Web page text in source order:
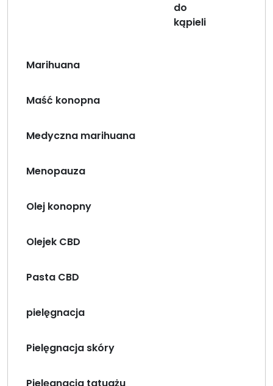
do
kąpieli
Marihuana
Maść konopna
Medyczna marihuana
Menopauza
Olej konopny
Olejek CBD
Pasta CBD
pielęgnacja
Pielęgnacja skóry